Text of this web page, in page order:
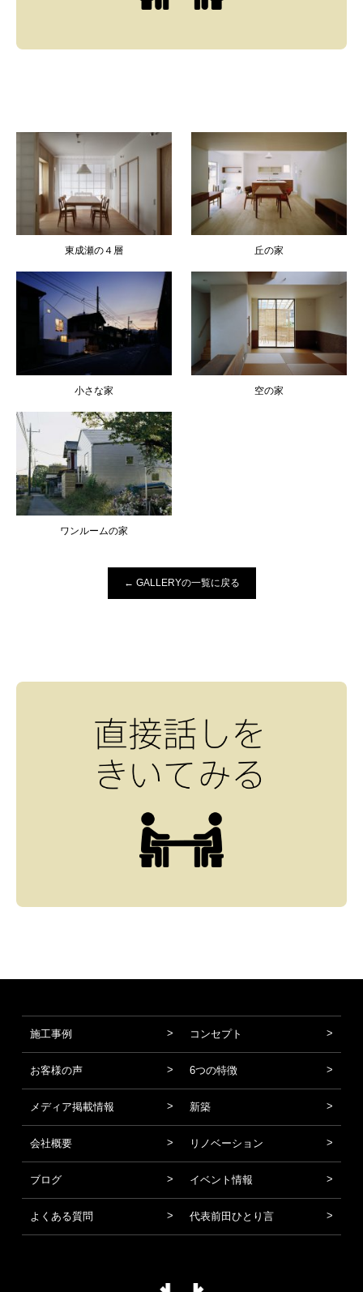
東成瀬の４層 丘の家
小さな家 空の家
ワンルームの家
← GALLERYの一覧に戻る
施工事例 コンセプト
お客様の声 6つの特徴
メディア掲載情報 新築
会社概要 リノベーション
ブログ イベント情報
よくある質問 代表前田ひとり言